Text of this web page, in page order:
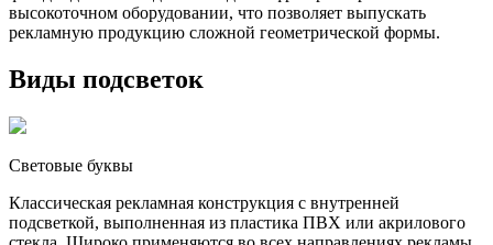
высокоточном оборудовании, что позволяет выпускать
рекламную продукцию сложной геометрической формы.
Виды подсветок
Световые буквы
Классическая рекламная конструкция с внутренней
подсветкой, выполненная из пластика ПВХ или акрилового